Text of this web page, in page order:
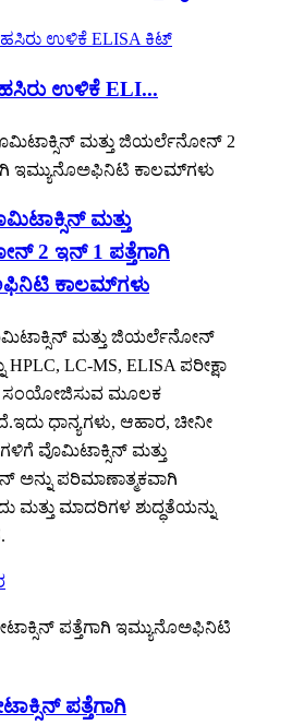
ಉಳಿಕೆ ELI...
ಮತ್ತು
2 ಇನ್ 1 ಪತ್ತೆಗಾಗಿ
ಕಾಲಮ್‌ಗಳು
ಮತ್ತು ಜಿಯರ್ಲೆನೋನ್
LC-MS, ELISA ಪರೀಕ್ಷಾ
ಸಂಯೋಜಿಸುವ ಮೂಲಕ
ಇದು ಧಾನ್ಯಗಳು, ಆಹಾರ, ಚೀನೀ
ವೊಮಿಟಾಕ್ಸಿನ್ ಮತ್ತು
ಪರಿಮಾಣಾತ್ಮಕವಾಗಿ
ಮತ್ತು ಮಾದರಿಗಳ ಶುದ್ಧತೆಯನ್ನು
ಪತ್ತೆಗಾಗಿ